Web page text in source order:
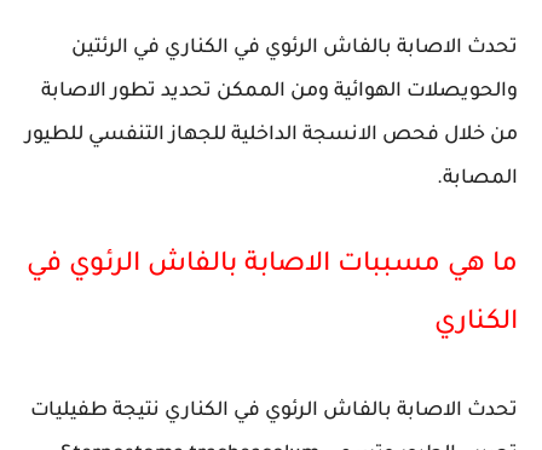
تحدث الاصابة بالفاش الرئوي في الكناري في الرئتين
والحويصلات الهوائية ومن الممكن تحديد تطور الاصابة
من خلال فحص الانسجة الداخلية للجهاز التنفسي للطيور
المصابة.
ما هي مسببات الاصابة بالفاش الرئوي في
الكناري
تحدث الاصابة بالفاش الرئوي في الكناري نتيجة طفيليات